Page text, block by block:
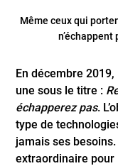
Même ceux qui
En décembre
une sous le titre :
échapperez pas.
type de
jamais ses
extraordinaire pour